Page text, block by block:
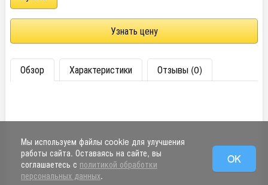
Узнать цену
Обзор Характеристики Отзывы (0)
Мы используем файлы cookie для улучшения
работы сайта. Оставаясь на сайте, вы
соглашаетесь с политикой обработки
персональных данных.
OK